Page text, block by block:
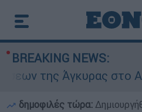
BREAKING NEWS:
στο Αιγαίο:
δημοφιλές τώρα: